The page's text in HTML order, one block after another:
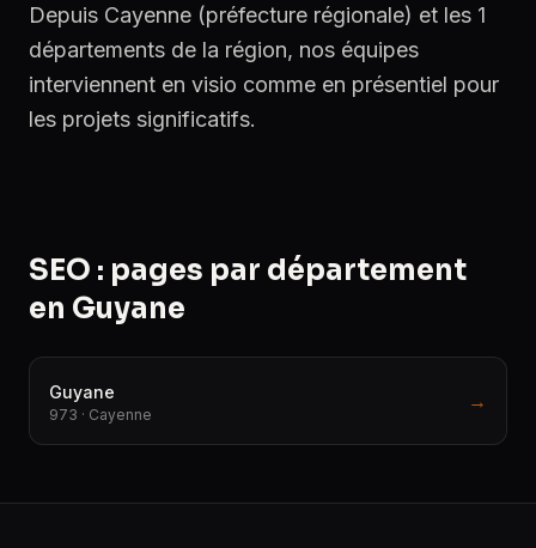
Depuis Cayenne (préfecture régionale) et les 1
départements de la région, nos équipes
interviennent en visio comme en présentiel pour
les projets significatifs.
SEO : pages par département
en Guyane
Guyane
973 · Cayenne
→